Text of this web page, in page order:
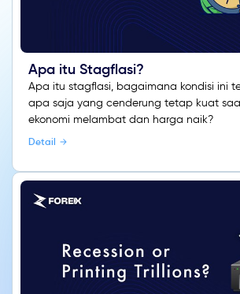
Apa itu Stagflasi?
Apa itu stagflasi, bagaimana kondisi ini
apa saja yang cenderung tetap kuat
ekonomi melambat dan harga naik?
Detail